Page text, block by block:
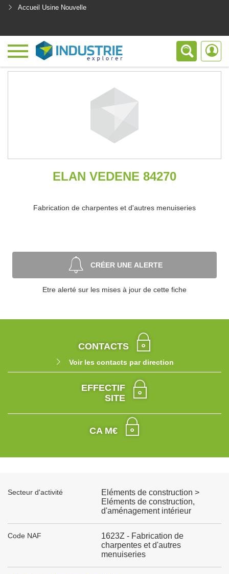
Accueil Usine Nouvelle
ELAN VEDENE 84270
Fabrication de charpentes et d'autres menuiseries
CRÉER UNE ALERTE
Etre alerté sur les mises à jour de cette fiche
CONTACTS
Voir les contacts par direction
EFFECTIF
SITE
CA M€
Secteur d'activité
Eléments de construction >
Eléments de construction,
d'aménagement intérieur
Code NAF
1623Z - Fabrication de
charpentes et d'autres
menuiseries